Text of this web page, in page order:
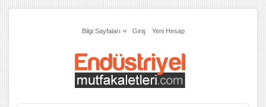
Bilgi Sayfaları Giriş Yeni Hesap